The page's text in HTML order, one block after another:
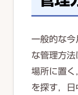
一般的な今
な管理方
場所に置く
を探す，日